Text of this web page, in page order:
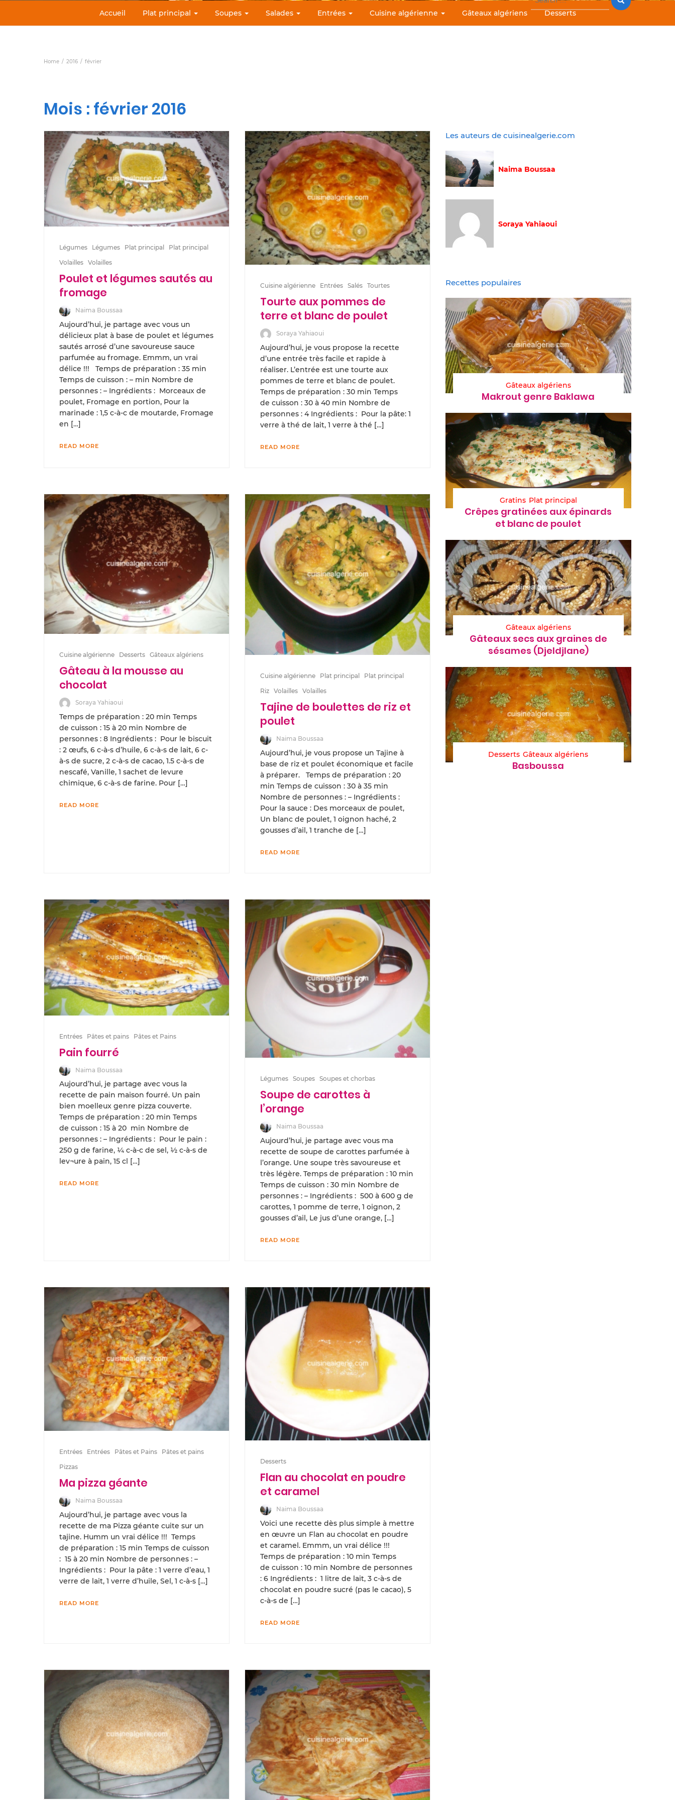
Accueil Plat principal Soupes Salades Entrées Cuisine algérienne Gâteaux algériens Desserts
Home 2016 février
Mois : février 2016
Légumes Légumes Plat principal
Plat principal
Volailles Volailles
Poulet et légumes sautés au
fromage
Naima Boussaa
Aujourd’hui, je partage avec vous un
délicieux plat à base de poulet et légumes
sautés arrosé d’une savoureuse sauce
parfumée au fromage. Emmm, un vrai
délice !!! Temps de préparation : 35 min
Temps de cuisson : – min Nombre de
personnes : – Ingrédients : Morceaux de
poulet, Fromage en portion, Pour la
marinade : 1,5 c-à-c de moutarde, Fromage
en […]
READ MORE
Cuisine algérienne Entrées Salés Tourtes
Tourte aux pommes de
terre et blanc de poulet
Soraya Yahiaoui
Aujourd’hui, je vous propose la recette
d’une entrée très facile et rapide à
réaliser. L’entrée est une tourte aux
pommes de terre et blanc de poulet.
Temps de préparation : 30 min Temps
de cuisson : 30 à 40 min Nombre de
personnes : 4 Ingrédients : Pour la pâte: 1
verre à thé de lait, 1 verre à thé […]
READ MORE
Cuisine algérienne Desserts Gâteaux algériens
Gâteau à la mousse au
chocolat
Soraya Yahiaoui
Temps de préparation : 20 min Temps
de cuisson : 15 à 20 min Nombre de
personnes : 8 Ingrédients : Pour le biscuit
: 2 œufs, 6 c-à-s d’huile, 6 c-à-s de lait, 6 c-
à-s de sucre, 2 c-à-s de cacao, 1.5 c-à-s de
nescafé, Vanille, 1 sachet de levure
chimique, 6 c-à-s de farine. Pour […]
READ MORE
Cuisine algérienne Plat principal
Plat principal
Riz Volailles Volailles
Tajine de boulettes de riz et
poulet
Naima Boussaa
Aujourd’hui, je vous propose un Tajine à
base de riz et poulet économique et facile
à préparer. Temps de préparation : 20
min Temps de cuisson : 30 à 35 min
Nombre de personnes : – Ingrédients :
Pour la sauce : Des morceaux de poulet,
Un blanc de poulet, 1 oignon haché, 2
gousses d’ail, 1 tranche de […]
READ MORE
Entrées Pâtes et pains Pâtes et Pains
Pain fourré
Naima Boussaa
Aujourd’hui, je partage avec vous la
recette de pain maison fourré. Un pain
bien moelleux genre pizza couverte.
Temps de préparation : 20 min Temps
de cuisson : 15 à 20 min Nombre de
personnes : – Ingrédients : Pour le pain :
250 g de farine, ¼ c-à-c de sel, ½ c-à-s de
lev¬ure à pain, 15 cl […]
READ MORE
Légumes Soupes Soupes et chorbas
Soupe de carottes à
l’orange
Naima Boussaa
Aujourd’hui, je partage avec vous ma
recette de soupe de carottes parfumée à
l’orange. Une soupe très savoureuse et
très légère. Temps de préparation : 10 min
Temps de cuisson : 30 min Nombre de
personnes : – Ingrédients : 500 à 600 g de
carottes, 1 pomme de terre, 1 oignon, 2
gousses d’ail, Le jus d’une orange, […]
READ MORE
Entrées Entrées Pâtes et Pains
Pâtes et pains
Pizzas
Ma pizza géante
Naima Boussaa
Aujourd’hui, je partage avec vous la
recette de ma Pizza géante cuite sur un
tajine. Humm un vrai délice !!! Temps
de préparation : 15 min Temps de cuisson
: 15 à 20 min Nombre de personnes : –
Ingrédients : Pour la pâte : 1 verre d’eau, 1
verre de lait, 1 verre d’huile, Sel, 1 c-à-s […]
READ MORE
Desserts
Flan au chocolat en poudre
et caramel
Naima Boussaa
Voici une recette dès plus simple à mettre
en œuvre un Flan au chocolat en poudre
et caramel. Emmm, un vrai délice !!!
Temps de préparation : 10 min Temps
de cuisson : 10 min Nombre de personnes
: 6 Ingrédients : 1 litre de lait, 3 c-à-s de
chocolat en poudre sucré (pas le cacao), 5
c-à-s de […]
READ MORE
Les auteurs de cuisinealgerie.com
Naima Boussaa
Soraya Yahiaoui
Recettes populaires
Gâteaux algériens
Makrout genre Baklawa
Gratins Plat principal
Crêpes gratinées aux épinards
et blanc de poulet
Gâteaux algériens
Gâteaux secs aux graines de
sésames (Djeldjlane)
Desserts Gâteaux algériens
Basboussa